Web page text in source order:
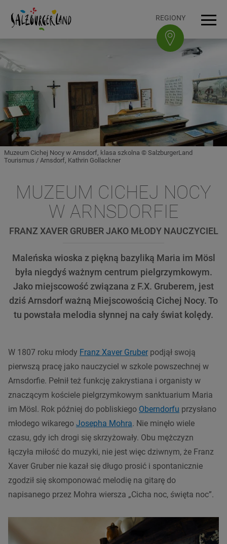
Do treściAccesskey
[0]
Do nawigacjiAccesskey
[1]
Na górę stronyAccesskey
[2]
Do stopkiAccesskey
[3] REGIONY
Muzeum Cichej Nocy w Arnsdorf, klasa szkolna © SalzburgerLand
Tourismus / Arnsdorf, Kathrin Gollackner
MUZEUM CICHEJ NOCY
W ARNSDORFIE
FRANZ XAVER GRUBER JAKO MŁODY NAUCZYCIEL
Maleńska wioska z piękną bazyliką Maria im Mösl
była niegdyś ważnym centrum pielgrzymkowym.
Jako miejscowość związana z F.X. Gruberem, jest
dziś Arnsdorf ważną Miejscowością Cichej Nocy. To
tu powstała melodia słynnej na cały świat kolędy.
W 1807 roku młody Franz Xaver Gruber podjął swoją
pierwszą pracę jako nauczyciel w szkole powszechnej w
Arnsdorfie. Pełnił też funkcję zakrystiana i organisty w
znaczącym kościele pielgrzymkowym sanktuarium Maria
im Mösl. Rok później do pobliskiego Oberndorfu przysłano
młodego wikarego Josepha Mohra. Nie minęło wiele
czasu, gdy ich drogi się skrzyżowały. Obu mężczyzn
łączyła miłość do muzyki, nie jest więc dziwnym, że Franz
Xaver Gruber nie kazał się długo prosić i spontanicznie
zgodził się skomponować melodię na gitarę do
napisanego przez Mohra wiersza „Cicha noc, święta noc”.